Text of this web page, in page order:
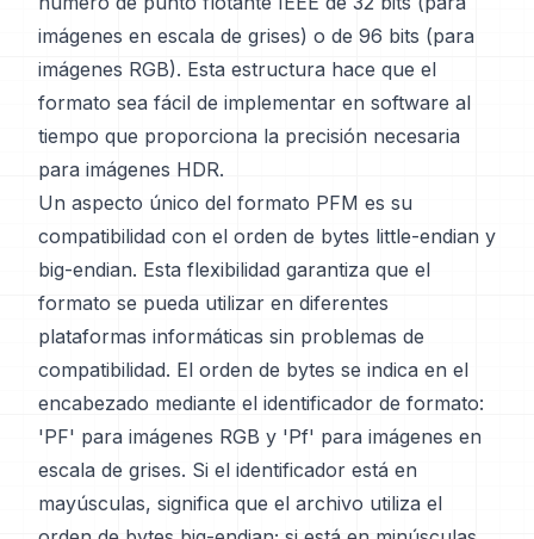
imágenes en escala de grises) o de 96 bits (para
imágenes RGB). Esta estructura hace que el
formato sea fácil de implementar en software al
tiempo que proporciona la precisión necesaria
para imágenes HDR.
Un aspecto único del formato PFM es su
compatibilidad con el orden de bytes little-endian y
big-endian. Esta flexibilidad garantiza que el
formato se pueda utilizar en diferentes
plataformas informáticas sin problemas de
compatibilidad. El orden de bytes se indica en el
encabezado mediante el identificador de formato:
'PF' para imágenes RGB y 'Pf' para imágenes en
escala de grises. Si el identificador está en
mayúsculas, significa que el archivo utiliza el